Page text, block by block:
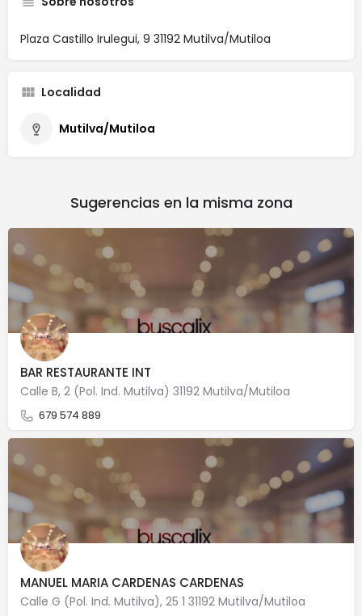
Plaza Castillo Irulegui, 9 31192 Mutilva/Mutiloa
Localidad
Mutilva/Mutiloa
Sugerencias en la misma zona
BAR RESTAURANTE INT
Calle B, 2 (Pol. Ind. Mutilva) 31192 Mutilva/Mutiloa
679 574 889
MANUEL MARIA CARDENAS CARDENAS
Calle G (Pol. Ind. Mutilva), 25 1 31192 Mutilva/Mutiloa